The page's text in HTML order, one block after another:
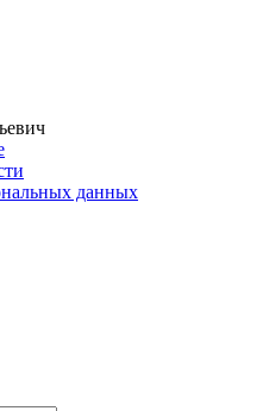
данных